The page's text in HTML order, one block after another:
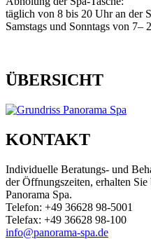
täglich von 8 bis 20 Uhr an der
Samstags und Sonntags von 7–
ÜBERSICHT
KONTAKT
Individuelle Beratungs- und
der Öffnungszeiten, erhalten
Panorama Spa.
Telefon: +49 36628 98-5001
Telefax: +49 36628 98-100
info@panorama-spa.de